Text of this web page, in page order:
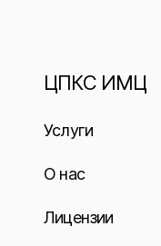
ЦПКС ИМЦ
Услуги
О нас
Лицензии